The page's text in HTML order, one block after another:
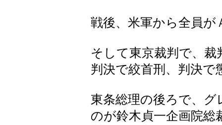
戦後、米軍から全員が
そして東京裁判で、裁
判決で絞首刑、判決
東条総理の後ろで、
のが鈴木貞一企画院総